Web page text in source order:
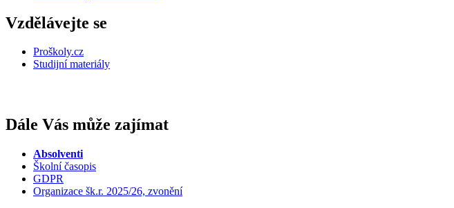
Vzdělávejte se
Proškoly.cz
Studijní materiály
Dále Vás může zajímat
Absolventi
Školní časopis
GDPR
Organizace šk.r. 2025/26, zvonění